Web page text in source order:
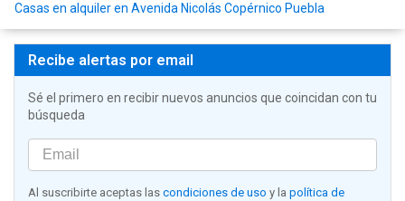
Casas en alquiler en Avenida Nicolás Copérnico Puebla
Recibe alertas por email
Sé el primero en recibir nuevos anuncios que coincidan con tu
búsqueda
Al suscribirte aceptas las condiciones de uso y la política de